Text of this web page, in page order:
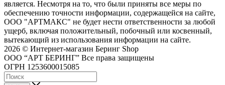
является. Несмотря на то, что были приняты все меры по
обеспечению точности информации, содержащейся на сайте,
ООО "АРТМАКС" не будет нести ответственности за любой
ущерб, включая положительный, побочный или косвенный,
вытекающий из использования информации на сайте.
2026 © Интернет-магазин Беринг Shop
ООО “АРТ БЕРИНГ” Все права защищены
ОГРН 1253600015085